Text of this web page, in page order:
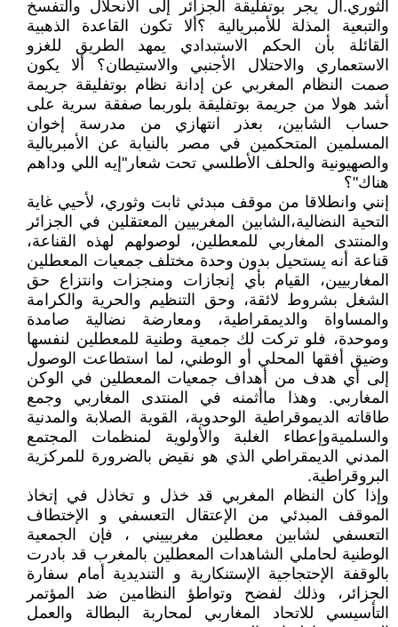
الثوري.أل يجر بوتفليقة الجزائر إلى الانحلال والتفسخ
والتبعية المذلة للأمبريالية ؟ألا تكون القاعدة الذهبية
القائلة بأن الحكم الاستبدادي يمهد الطريق للغزو
الاستعماري والاحتلال الأجنبي والاستيطان؟ ألا يكون
صمت النظام المغربي عن إدانة نظام بوتفليقة جريمة
أشد هولا من جريمة بوتفليقة بلوربما صفقة سرية على
حساب الشابين، بعذر انتهازي من مدرسة إخوان
المسلمين المتحكمين في مصر بالنيابة عن الأمبريالية
والصهيونية والحلف الأطلسي تحت شعار"إيه اللي وداهم
هناك"؟
إنني وانطلاقا من موقف مبدئي ثابت وثوري، لأحيي غاية
التحية النضالية،الشابين المغربيين المعتقلين في الجزائر
والمنتدى المغاربي للمعطلين، لوصولهم لهذه القناعة،
قناعة أنه يستحيل بدون وحدة مختلف جمعيات المعطلين
المغاربيين، القيام بأي إنجازات ومنجزات وانتزاع حق
الشغل بشروط لائقة، وحق التنظيم والحرية والكرامة
والمساواة والديمقراطية، ومعارضة نضالية صامدة
وموحدة، فلو تركت لك جمعية وطنية للمعطلين لنفسها
وضيق أفقها المحلي أو الوطني، لما استطاعت الوصول
إلى أي هدف من أهداف جمعيات المعطلين في الوكن
المغاربي. وهذا ماأثمنه في المنتدى المغاربي وجمع
طاقاته الديموقراطية الوحدوية، القوية الصلابة والمدنية
والسلميةوإعطاء الغلبة والأولوية لمنظمات المجتمع
المدني الديمقراطي الذي هو نقيض بالضرورة للمركزية
البروقراطية.
وإذا كان النظام المغربي قد خذل و تخاذل في إتخاذ
الموقف المبدئي من الإعتقال التعسفي و الإختطاف
التعسفي لشابين معطلين مغربييني ، فإن الجمعية
الوطنية لحاملي الشاهدات المعطلين بالمغرب قد بادرت
بالوقفة الإحتجاجية الإستنكارية و التنديدية أمام سفارة
الجزائر، وذلك لفضح وتواطؤ النظامين ضد المؤتمر
التأسيسي للاتحاد المغاربي لمحاربة البطالة والعمل